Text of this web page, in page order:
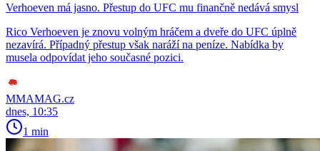
Verhoeven má jasno. Přestup do UFC mu finančně nedává smysl
Rico Verhoeven je znovu volným hráčem a dveře do UFC úplně
nezavírá. Případný přestup však naráží na peníze. Nabídka by
musela odpovídat jeho současné pozici.
MMAMAG.cz
dnes, 10:35
1 min